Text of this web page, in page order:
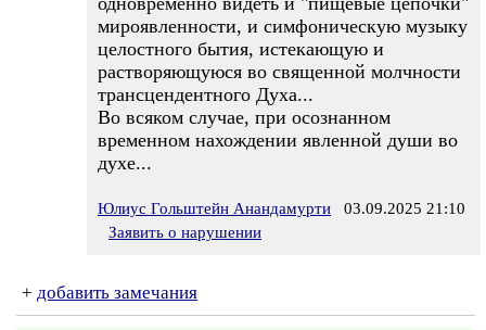
мироявленности, и симфоническую музыку
целостного бытия, истекающую и
растворяющуюся во священной молчности
трансцендентного Духа...
Во всяком случае, при осознанном
временном нахождении явленной души во
духе...
Юлиус Гольштейн Анандамурти 03.09.2025 21:10
Заявить о нарушении
+ добавить замечания